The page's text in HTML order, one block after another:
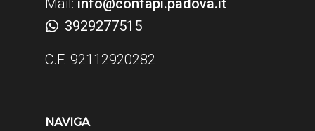
3929277515
C.F. 92112920282
NAVIGA